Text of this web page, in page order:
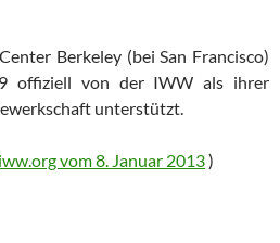
Berkeley (bei San Francisco)
offiziell von der IWW als ihrer
unterstützt.
vom 8. Januar 2013)